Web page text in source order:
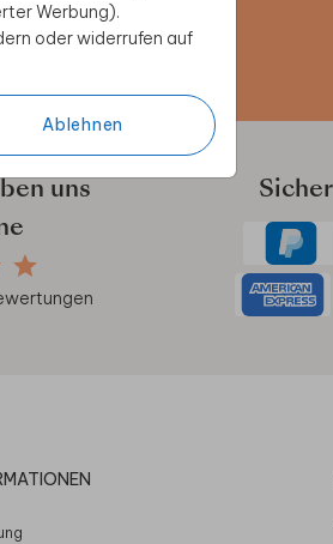
Werbung).
oder widerrufen auf
Ablehnen
uns